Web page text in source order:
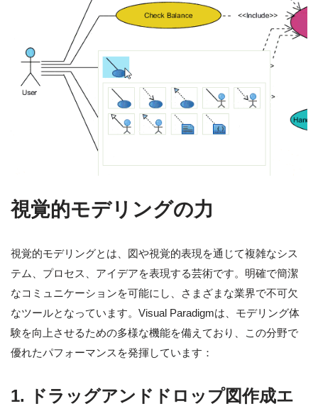
視覚的モデリングの力
視覚的モデリングとは、図や視覚的表現を通じて複雑なシス
テム、プロセス、アイデアを表現する芸術です。明確で簡潔
なコミュニケーションを可能にし、さまざまな業界で不可欠
なツールとなっています。Visual Paradigmは、モデリング体
験を向上させるための多様な機能を備えており、この分野で
優れたパフォーマンスを発揮しています：
1. ドラッグアンドドロップ図作成エ